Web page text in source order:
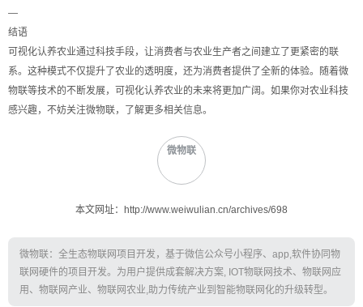
—
结语
可视化认养农业通过科技手段，让消费者与农业生产者之间建立了更紧密的联
系。这种模式不仅提升了农业的透明度，还为消费者提供了全新的体验。随着微
物联等技术的不断发展，可视化认养农业的未来将更加广阔。如果你对农业科技
感兴趣，不妨关注微物联，了解更多相关信息。
微物联
本文网址：http://www.weiwulian.cn/archives/698
微物联：全生态物联网项目开发，基于微信公众号小程序、app,软件协同物
联网硬件的项目开发。为用户提供成套解决方案, IOT物联网技术、物联网应
用、物联网产业、物联网农业,助力传统产业到智能物联网化的升级转型。